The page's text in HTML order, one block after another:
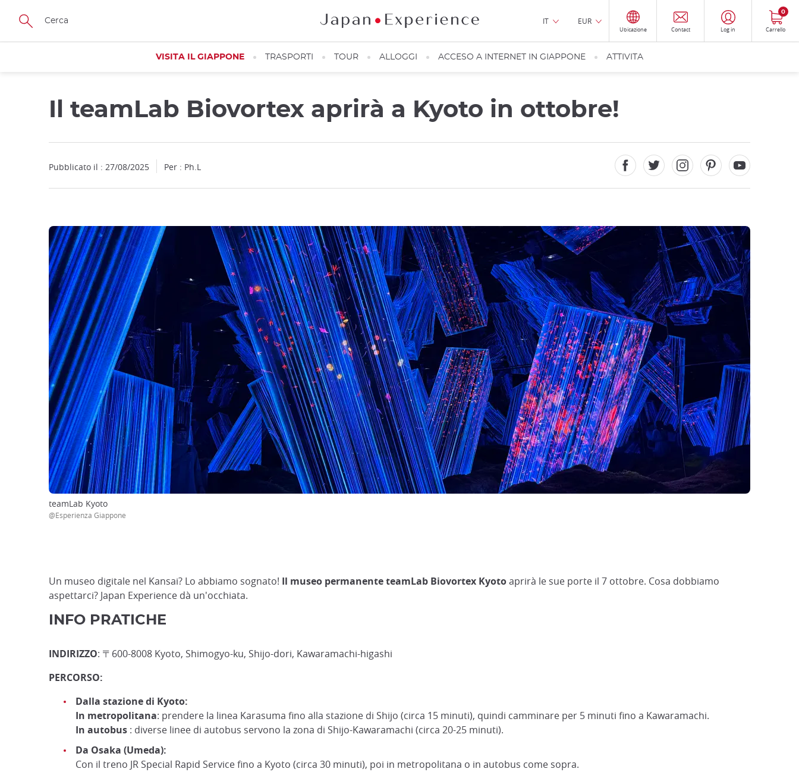
Skip
main
IT EUR
Ubicazione Contact Log in Carrello
0
VISITA IL GIAPPONE TRASPORTI TOUR ALLOGGI ACCESO A INTERNET IN GIAPPONE ATTIVITA
Il teamLab Biovortex aprirà a Kyoto in ottobre!
Pubblicato il : 27/08/2025 Per : Ph.L
teamLab Kyoto
@Esperienza Giappone
Un museo digitale nel Kansai? Lo abbiamo sognato! Il museo permanente teamLab Biovortex Kyotoaprirà le sue porte il 7 ottobre. Cosa dobbiamo
aspettarci? Japan Experience dà un'occhiata.
INFO PRATICHE
INDIRIZZO: 〒600-8008 Kyoto, Shimogyo-ku, Shijo-dori, Kawaramachi-higashi
PERCORSO:
Dalla stazione di Kyoto:
In metropolitana: prendere la linea Karasuma fino alla stazione di Shijo (circa 15 minuti), quindi camminare per 5 minuti fino a Kawaramachi.
In autobus : diverse linee di autobus servono la zona di Shijo-Kawaramachi (circa 20-25 minuti).
Da Osaka (Umeda):
Con il treno JR Special Rapid Service fino a Kyoto (circa 30 minuti), poi in metropolitana o in autobus come sopra.